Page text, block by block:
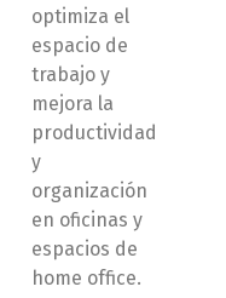
optimiza el
espacio de
trabajo y
mejora la
productividad
y
organización
en oficinas y
espacios de
home office.